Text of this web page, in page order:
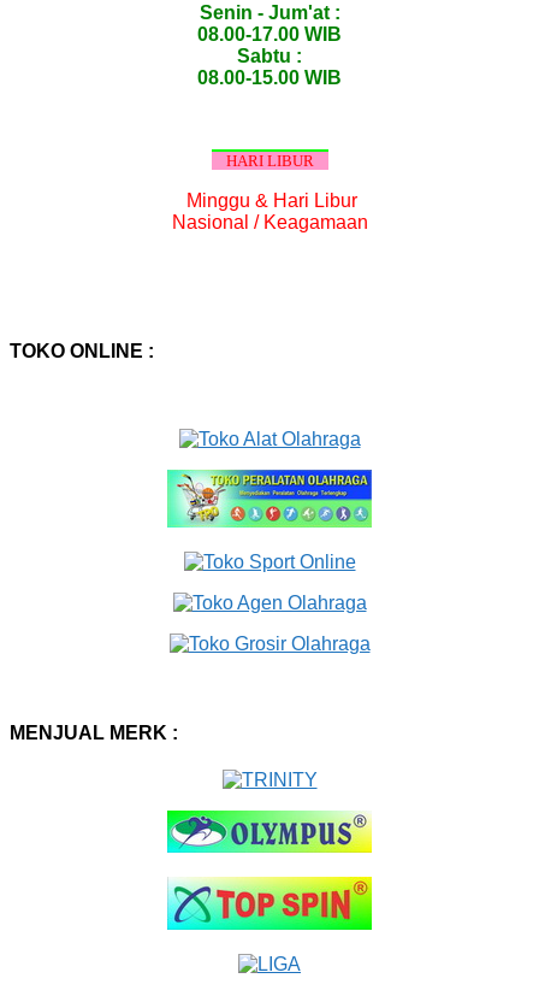
Senin - Jum'at :
08.00-17.00 WIB
Sabtu :
08.00-15.00 WIB
HARI LIBUR
Minggu & Hari Libur
Nasional / Keagamaan
TOKO ONLINE :
MENJUAL MERK :